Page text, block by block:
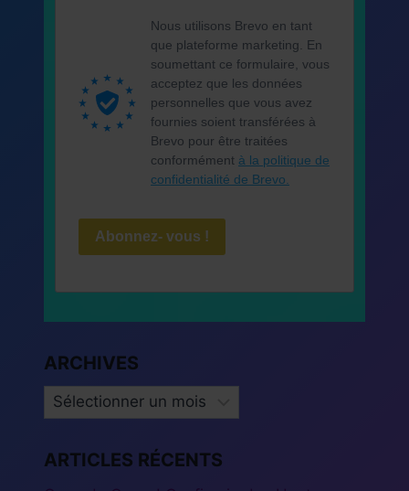
Nous utilisons Brevo en tant
que plateforme marketing. En
soumettant ce formulaire, vous
acceptez que les données
personnelles que vous avez
fournies soient transférées à
Brevo pour être traitées
conformément à la politique de
confidentialité de Brevo.
Abonnez- vous !
ARCHIVES
ARCHIVES
ARTICLES RÉCENTS